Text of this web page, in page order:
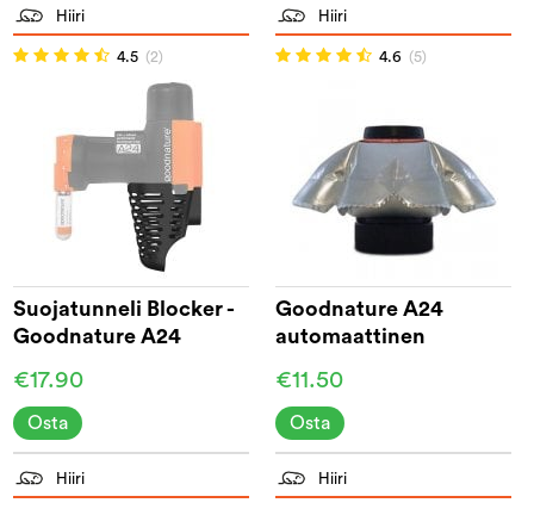
Hiiri
4.5 (2)
Suojatunneli Blocker -
Goodnature A24
€17.90
Osta
Hiiri
4.6 (5)
Goodnature A24
automaattinen
€11.50
Osta
Hiiri Hiiri